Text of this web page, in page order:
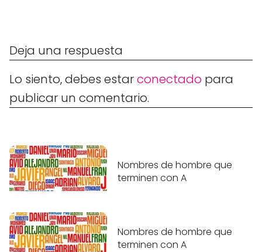
Deja una respuesta
Lo siento, debes estarconectado para
publicar un comentario.
Nombres de hombre que
terminen con A
Nombres de hombre que
terminen con A